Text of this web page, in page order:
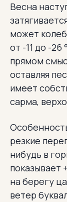
Весна
может
от -11 до -
прямом
оставляя
имеет
сарма,
резкие
нибудь в
показывает
на берегу
ветер